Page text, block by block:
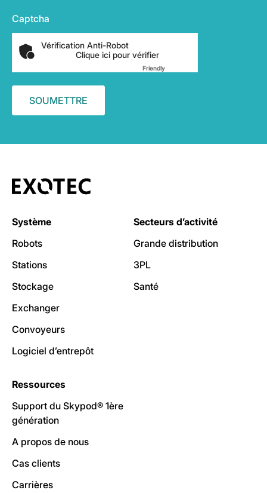
Captcha
Vérification Anti-Robot
Clique ici pour vérifier
FriendlyCaptcha ⇗
Système
Robots
Stations
Stockage
Exchanger
Convoyeurs
Logiciel d’entrepôt
Secteurs d’activité
Grande distribution
3PL
Santé
Ressources
Support du Skypod® 1ère
génération
A propos de nous
Cas clients
Carrières